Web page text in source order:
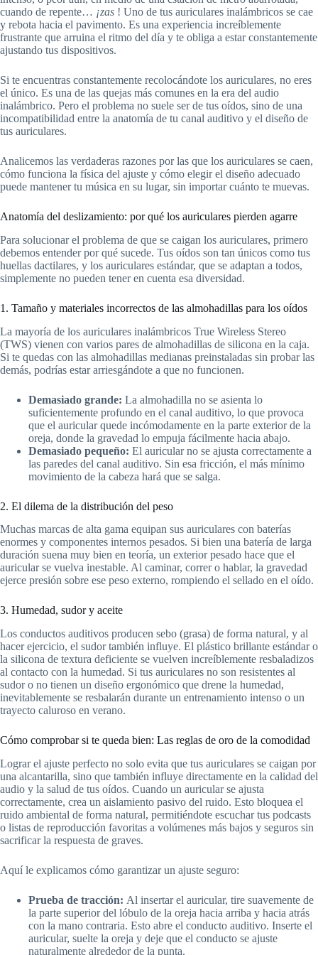
cuando de repente… ¡zas ! Uno de tus auriculares inalámbricos se cae
y rebota hacia el pavimento. Es una experiencia increíblemente
frustrante que arruina el ritmo del día y te obliga a estar constantemente
ajustando tus dispositivos.
Si te encuentras constantemente recolocándote los auriculares, no eres
el único. Es una de las quejas más comunes en la era del audio
inalámbrico. Pero el problema no suele ser de tus oídos, sino de una
incompatibilidad entre la anatomía de tu canal auditivo y el diseño de
tus auriculares.
Analicemos las verdaderas razones por las que los auriculares se caen,
cómo funciona la física del ajuste y cómo elegir el diseño adecuado
puede mantener tu música en su lugar, sin importar cuánto te muevas.
Anatomía del deslizamiento: por qué los auriculares pierden agarre
Para solucionar el problema de que se caigan los auriculares, primero
debemos entender por qué sucede. Tus oídos son tan únicos como tus
huellas dactilares, y los auriculares estándar, que se adaptan a todos,
simplemente no pueden tener en cuenta esa diversidad.
1. Tamaño y materiales incorrectos de las almohadillas para los oídos
La mayoría de los auriculares inalámbricos True Wireless Stereo
(TWS) vienen con varios pares de almohadillas de silicona en la caja.
Si te quedas con las almohadillas medianas preinstaladas sin probar las
demás, podrías estar arriesgándote a que no funcionen.
Demasiado grande: La almohadilla no se asienta lo
suficientemente profundo en el canal auditivo, lo que provoca
que el auricular quede incómodamente en la parte exterior de la
oreja, donde la gravedad lo empuja fácilmente hacia abajo.
Demasiado pequeño: El auricular no se ajusta correctamente a
las paredes del canal auditivo. Sin esa fricción, el más mínimo
movimiento de la cabeza hará que se salga.
2. El dilema de la distribución del peso
Muchas marcas de alta gama equipan sus auriculares con baterías
enormes y componentes internos pesados. Si bien una batería de larga
duración suena muy bien en teoría, un exterior pesado hace que el
auricular se vuelva inestable. Al caminar, correr o hablar, la gravedad
ejerce presión sobre ese peso externo, rompiendo el sellado en el oído.
3. Humedad, sudor y aceite
Los conductos auditivos producen sebo (grasa) de forma natural, y al
hacer ejercicio, el sudor también influye. El plástico brillante estándar o
la silicona de textura deficiente se vuelven increíblemente resbaladizos
al contacto con la humedad. Si tus auriculares no son resistentes al
sudor o no tienen un diseño ergonómico que drene la humedad,
inevitablemente se resbalarán durante un entrenamiento intenso o un
trayecto caluroso en verano.
Cómo comprobar si te queda bien: Las reglas de oro de la comodidad
Lograr el ajuste perfecto no solo evita que tus auriculares se caigan por
una alcantarilla, sino que también influye directamente en la calidad del
audio y la salud de tus oídos. Cuando un auricular se ajusta
correctamente, crea un aislamiento pasivo del ruido. Esto bloquea el
ruido ambiental de forma natural, permitiéndote escuchar tus podcasts
o listas de reproducción favoritas a volúmenes más bajos y seguros sin
sacrificar la respuesta de graves.
Aquí le explicamos cómo garantizar un ajuste seguro:
Prueba de tracción: Al insertar el auricular, tire suavemente de
la parte superior del lóbulo de la oreja hacia arriba y hacia atrás
con la mano contraria. Esto abre el conducto auditivo. Inserte el
auricular, suelte la oreja y deje que el conducto se ajuste
naturalmente alrededor de la punta.